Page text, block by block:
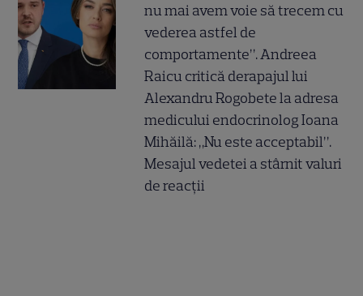
nu mai avem voie să trecem cu
vederea astfel de
comportamente”. Andreea
Raicu critică derapajul lui
Alexandru Rogobete la adresa
medicului endocrinolog Ioana
Mihăilă: „Nu este acceptabil”.
Mesajul vedetei a stârnit valuri
de reacții